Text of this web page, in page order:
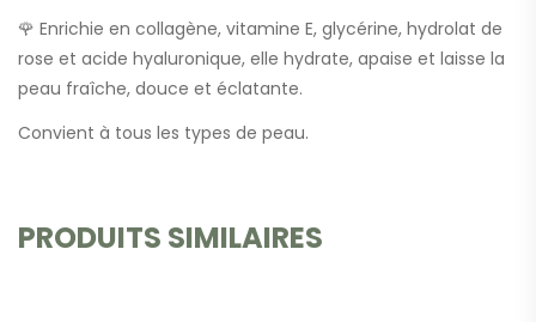
🌹 Enrichie en collagène, vitamine E, glycérine, hydrolat de
rose et acide hyaluronique, elle hydrate, apaise et laisse la
peau fraîche, douce et éclatante.
Convient à tous les types de peau.
PRODUITS SIMILAIRES